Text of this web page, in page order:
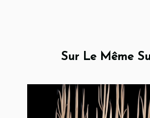
Sur Le Même